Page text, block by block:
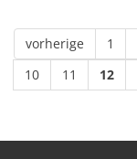
vorherige 1
10
11 12